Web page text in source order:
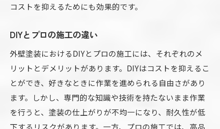
コストを抑えるためにも効果的です。
DIYとプロの施工の違い
外壁塗装におけるDIYとプロの施工には、それぞれのメ
リットとデメリットがあります。DIYはコストを抑えるこ
とができ、好きなときに作業を進められる自由さがあり
ます。しかし、専門的な知識や技術を持たないまま作業
を行うと、塗装の仕上がりが不均一になり、耐久性が低
下するリスクがあります。一方、プロの施工では、高品